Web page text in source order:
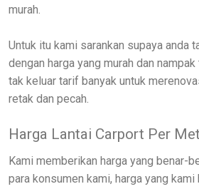
murah.
Untuk itu kami sarankan supaya anda
dengan harga yang murah dan
tak keluar tarif banyak untuk
retak dan pecah.
Harga Lantai Carport Per
Kami memberikan harga yang benar-
para konsumen kami, harga yang kami